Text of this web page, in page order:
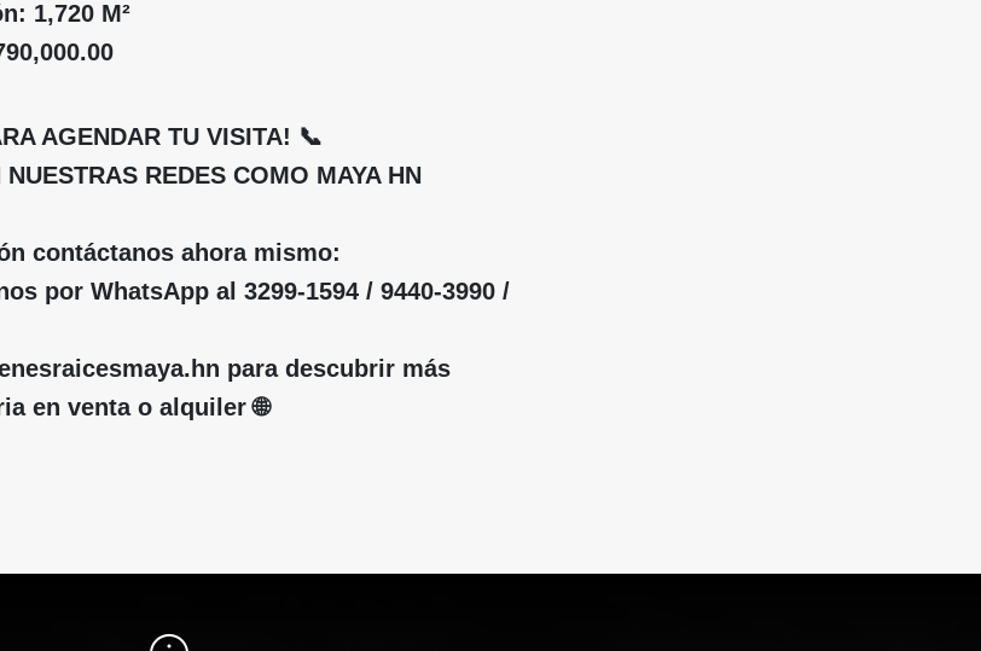
1,720 M²
AGENDAR TU VISITA! 📞
NUESTRAS REDES COMO MAYA HN
contáctanos ahora mismo:
por WhatsApp al 3299-1594 / 9440-3990 /
para descubrir más
en venta o alquiler 🌐